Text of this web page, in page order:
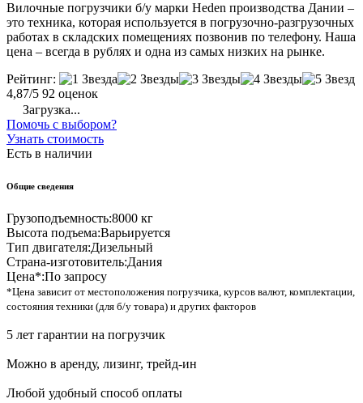
Вилочные погрузчики б/у марки Heden производства Дании –
это техника, которая используется в погрузочно-разгрузочных
работах в складских помещениях позвонив по телефону. Наша
цена – всегда в рублях и одна из самых низких на рынке.
Рейтинг:
4,87/5 92 оценок
Загрузка...
Помочь с выбором?
Узнать стоимость
Есть в наличии
Общие сведения
Грузоподъемность:8000 кг
Высота подъема:Варьируется
Тип двигателя:Дизельный
Страна-изготовитель:Дания
Цена*:По запросу
*Цена зависит от местоположения погрузчика, курсов валют, комплектации,
состояния техники (для б/у товара) и других факторов
5 лет гарантии на погрузчик
Можно в аренду, лизинг, трейд-ин
Любой удобный способ оплаты